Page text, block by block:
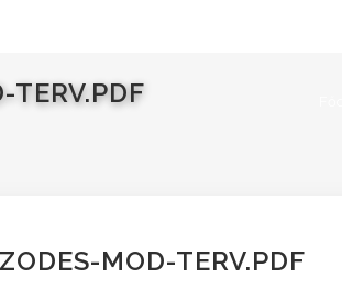
MOD-TERV.PDF